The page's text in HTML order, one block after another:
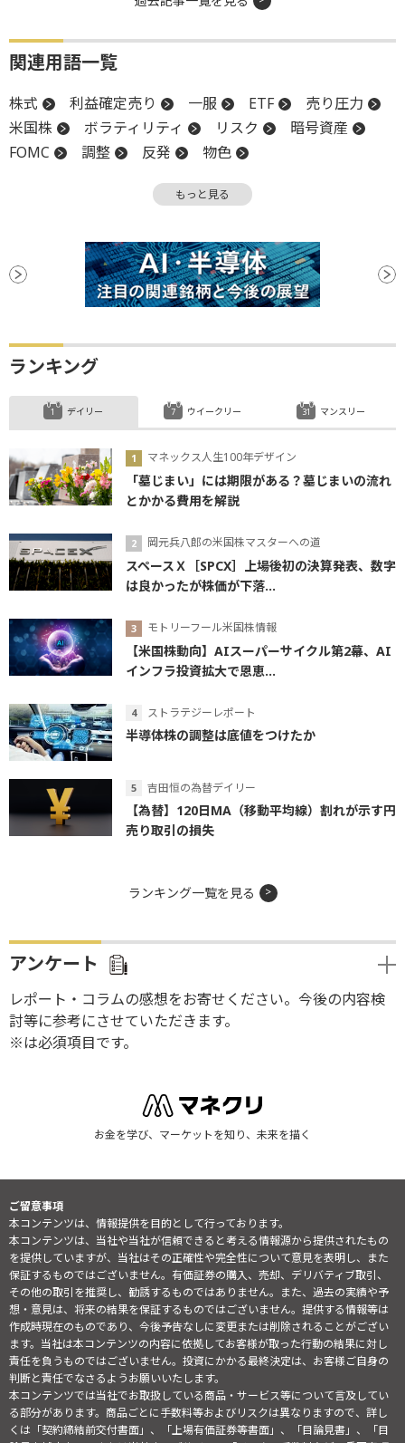
関連用語一覧
株式 利益確定売り 一服 ETF
売り圧力
米国株
ボラティリティ リスク
暗号資産
FOMC
調整 反発
物色
関税 下値
ビットコイン
もっと見る
ランキング
デイリー
マネックス人生100年デザイン
「墓じまい」には期限がある？墓じまいの流れ
とかかる費用を解説
岡元兵八郎の米国株マスターへの道
スペースＸ［SPCX］上場後初の決算発表、数字
は良かったが株価が下落...
モトリーフール米国株情報
【米国株動向】AIスーパーサイクル第2幕、AI
インフラ投資拡大で恩恵...
ストラテジーレポート
半導体株の調整は底値をつけたか
吉田恒の為替デイリー
【為替】120日MA（移動平均線）割れが示す円
売り取引の損失
ウイークリー マンスリー
ランキング一覧を見る
アンケート
レポート・コラムの感想をお寄せください。今後の内容検
討等に参考にさせていただきます。
※は必須項目です。
お金を学び、マーケットを知り、未来を描く
ご留意事項
本コンテンツは、情報提供を目的として行っております。
本コンテンツは、当社や当社が信頼できると考える情報源から提供されたもの
を提供していますが、当社はその正確性や完全性について意見を表明し、また
保証するものではございません。有価証券の購入、売却、デリバティブ取引、
その他の取引を推奨し、勧誘するものではありません。また、過去の実績や予
想・意見は、将来の結果を保証するものではございません。提供する情報等は
作成時現在のものであり、今後予告なしに変更または削除されることがござい
ます。当社は本コンテンツの内容に依拠してお客様が取った行動の結果に対し
責任を負うものではございません。投資にかかる最終決定は、お客様ご自身の
判断と責任でなさるようお願いいたします。
本コンテンツでは当社でお取扱している商品・サービス等について言及してい
る部分があります。商品ごとに手数料等およびリスクは異なりますので、詳し
くは「契約締結前交付書面」、「上場有価証券等書面」、「目論見書」、「目